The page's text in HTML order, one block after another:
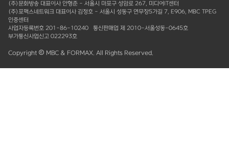
(주)문화방송 대표이사 안형준 - 서울시 마포구 성암로 267, 미디어IT센터
(주)포맥스네트워크 대표이사 김정호 - 서울시 성동구 연무장5가길 7, E906, MBC TPEG
인증센터
사업자등록번호 201-86-10240 통신판매업 제 2010-서울성동-0645호
부가통신사업신고 022293호
Copyright MBC & FORMAX. All Rights Reserved.